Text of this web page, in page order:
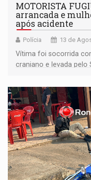
MOTORISTA
arrancada e
após acidente
Polícia 13 de
Vítima foi socorrida
craniano e levada pelo